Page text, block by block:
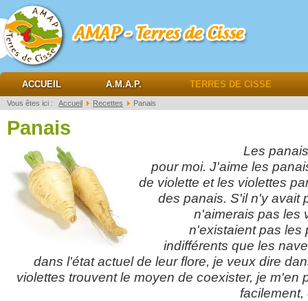
AMAP Terres de cisse
ACCUEIL A.M.A.P. TERRES DE CISSE
Vous êtes ici : Accueil Recettes Panais
Panais
Les panais ont
pour moi. J'aime les
de violette et les violettes
des panais. S'il n'y avait
n'aimerais pas les
n'existaient pas les
indifférents que les
dans l'état actuel de leur flore, je veux dire
violettes trouvent le moyen de coexister, je m'en